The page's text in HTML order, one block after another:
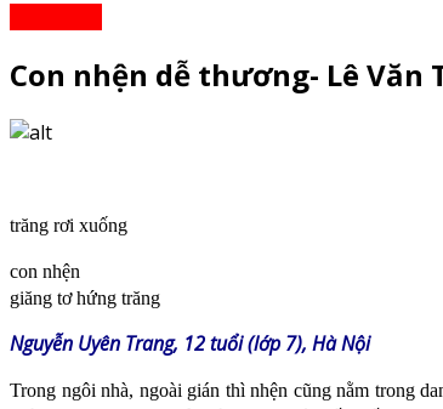
Con nhện dễ thương- Lê Văn
trăng rơi xuống
con nhện
giăng tơ hứng trăng
Nguyễn Uyên Trang, 12 tuổi (lớp 7), Hà Nội
Trong ngôi nhà, ngoài gián thì nhện cũng nằm trong